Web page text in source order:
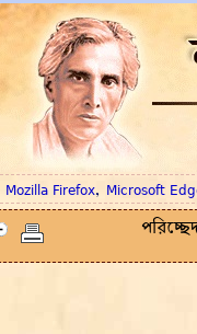
Mozilla Firefox, Microsoft